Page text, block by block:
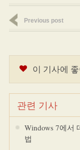
Previous post
이 기사에
관련 기사
Windows 7에서
법